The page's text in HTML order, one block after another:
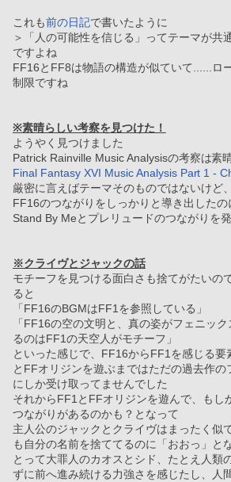
これも前の日記で書いたように
＞「人の可能性を信じる」ってテーマが共
ですよね
FF16とFF8は物語の構造が似ていて......ロ
制限ですね
※素晴らしい考察を見つけた！
ようやく見つけました
Patrick Rainville Music Analysisの考察は素
Final Fantasy XVI Music Analysis Part 1 -
厳密に言えばテーマそのものではないけど
FF16のつながりをしっかりと導き出したの
Stand By Meとプレリュードのつながりを
※クライヴとジャックの話
モチーフを見つける面白さも捨てがたいの
ると
「FF16のBGMはFF1を参照している」
「FF16の空の文明と、真の姿がフェニッ
るのはFF1の天空人がモチーフ」
といった感じで、FF16からFF1を感じる要
とFFオリジンを遊ぶまではただの過去作の
にしか受け取ってませんでした
それからFF1とFFオリジンを遊んで、もし
つながりがあるのかも？となって
主人公のジャックとクライヴはまったく似
も自分の名前を捨ててるのに「おおっ」と
とって大罪人のカオスとシド、たとえ人類
ずに前へ進み続ける力強さを感じたし、人